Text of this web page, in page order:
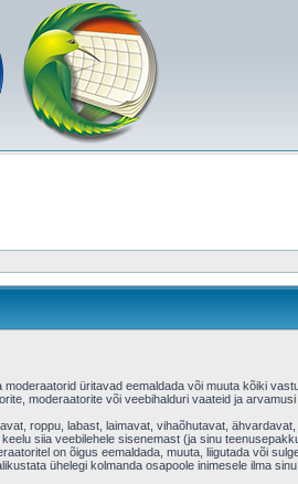
moderaatorid üritavad eemaldada või muuta kõiki
moderaatorite või veebihalduri vaateid ja
roppu, labast, laimavat, vihaõhutavat,
siia veebilehele sisenemast (ja sinu
on õigus eemaldada, muuta, liigutada või
ühelegi kolmanda osapoole inimesele ilma